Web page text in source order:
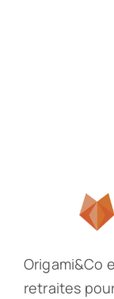
Origami&Co
retraites